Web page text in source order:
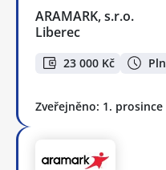
ARAMARK, s.r.o.
Liberec
23 000 Kč
Zveřejněno: 1. prosince